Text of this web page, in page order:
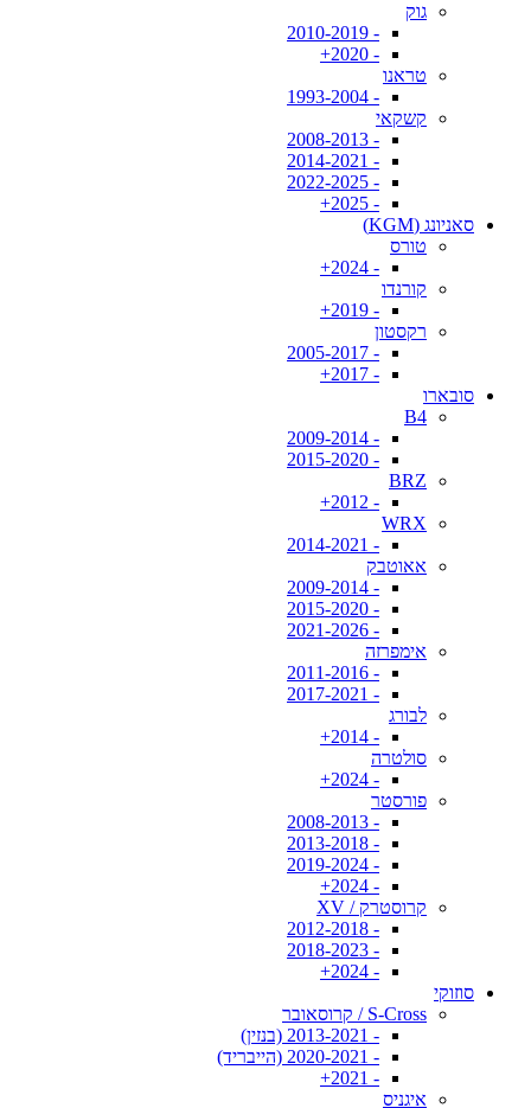
גוק
- 2010-2019
- 2020+
טראנו
- 1993-2004
קשקאי
- 2008-2013
- 2014-2021
- 2022-2025
- 2025+
סאניונג (KGM)
טורס
- 2024+
קורנדו
- 2019+
רקסטון
- 2005-2017
- 2017+
סובארו
B4
- 2009-2014
- 2015-2020
BRZ
- 2012+
WRX
- 2014-2021
אאוטבק
- 2009-2014
- 2015-2020
- 2021-2026
אימפרזה
- 2011-2016
- 2017-2021
לבורג
- 2014+
סולטרה
- 2024+
פורסטר
- 2008-2013
- 2013-2018
- 2019-2024
- 2024+
קרוסטרק / XV
- 2012-2018
- 2018-2023
- 2024+
סוזוקי
S-Cross / קרוסאובר
- 2013-2021 (בנזין)
- 2020-2021 (הייבריד)
- 2021+
איגניס